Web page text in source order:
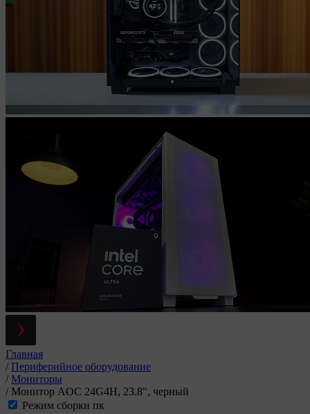
Главная
/ Периферийное оборудование
/ Мониторы
/ Монитор AOC 24G4H, 23.8", черный
Режим сборки пк